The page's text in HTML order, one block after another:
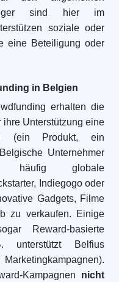
sind hier im
soziale oder
eine Beteiligung oder
in Belgien
erhalten die
Unterstützung eine
(ein Produkt, ein
Unternehmer
häufig globale
Indiegogo oder
Gadgets, Filme
zu verkaufen. Einige
Reward-basierte
unterstützt Belfius
Kampagnen nicht